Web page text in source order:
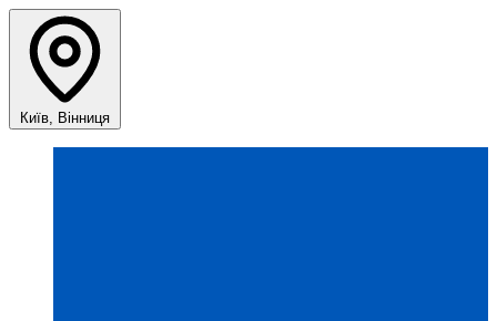
Київ, Вінниця